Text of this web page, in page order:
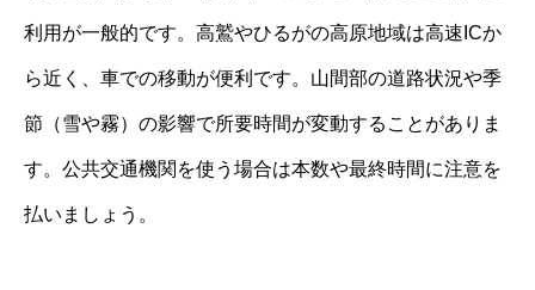
利用が一般的です。高鷲やひるがの高原地域は高速ICか
ら近く、車での移動が便利です。山間部の道路状況や季
節（雪や霧）の影響で所要時間が変動することがありま
す。公共交通機関を使う場合は本数や最終時間に注意を
払いましょう。